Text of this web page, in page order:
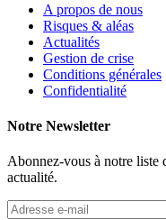
A propos de nous
Risques & aléas
Actualités
Gestion de crise
Conditions générales
Confidentialité
Notre Newsletter
Abonnez-vous à notre liste
actualité.